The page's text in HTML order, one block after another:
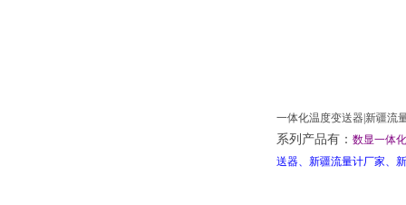
一体化温度变送器|新疆流
系列产品有： 数显一体
送器、新疆流量计厂家、